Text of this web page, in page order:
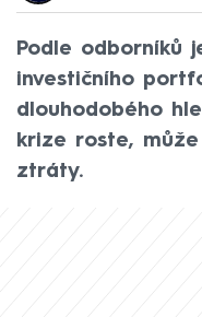
Podle odborníků
investičního
dlouhodobého
krize roste,
ztráty.